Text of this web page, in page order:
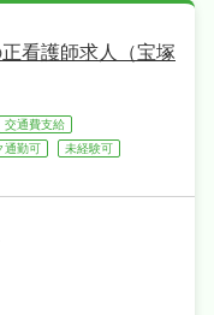
看護師求人（宝塚
交通費支給
通勤可
未経験可